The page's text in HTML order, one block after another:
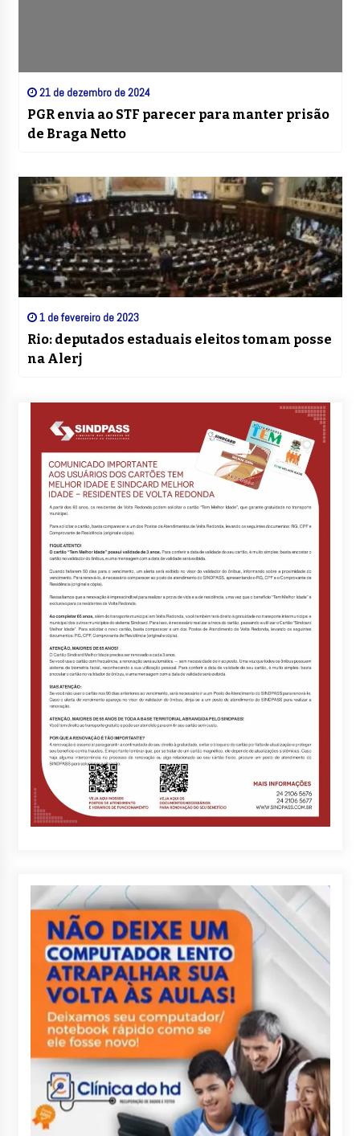
21 de dezembro de 2024
PGR envia ao STF parecer para manter prisão
de Braga Netto
1 de fevereiro de 2023
Rio: deputados estaduais eleitos tomam posse
na Alerj